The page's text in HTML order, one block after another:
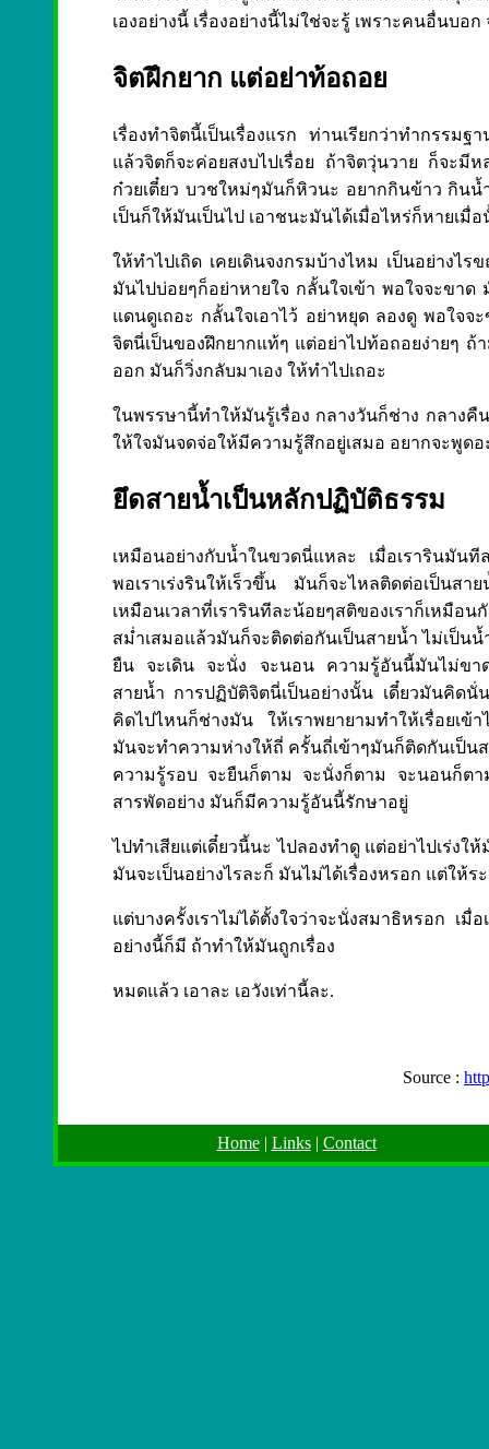
เองอย่างนี้ เรื่องอย่างนี้ไม่ใช่จะรู้ เพราะคนอื่นบอ
จิตฝึกยาก แต่อย่าท้อถอย
เรื่องทำจิตนี้เป็นเรื่องแรก ท่านเรียกว่าทำกรร
แล้วจิตก็จะค่อยสงบไปเรื่อย ถ้าจิตวุ่นวาย ก็จะ
ก๋วยเตี๋ยว บวชใหม่ๆมันก็หิวนะ อยากกินข้าว กิน
เป็นก็ให้มันเป็นไป เอาชนะมันได้เมื่อไหร่ก็หายเมื่
ให้ทำไปเถิด เคยเดินจงกรมบ้างไหม เป็นอย่างไ
มันไปบ่อยๆก็อย่าหายใจ กลั้นใจเข้า พอใจจะขา
แดนดูเถอะ กลั้นใจเอาไว้ อย่าหยุด ลองดู พอใจ
จิตนี่เป็นของฝึกยากแท้ๆ แต่อย่าไปท้อถอยง่ายๆ
ออก มันก็วิ่งกลับมาเอง ให้ทำไปเถอะ
ในพรรษานี้ทำให้มันรู้เรื่อง กลางวันก็ช่าง กลาง
ให้ใจมันจดจ่อให้มีความรู้สึกอยู่เสมอ อยากจะพูด
ยึดสายน้ำเป็นหลักปฏิบัติธรรม
เหมือนอย่างกับน้ำในขวดนี่แหละ เมื่อเรารินมัน
พอเราเร่งรินให้เร็วขึ้น มันก็จะไหลติดต่อเป็นสา
เหมือนเวลาที่เรารินทีละน้อยๆสติของเราก็เหมือน
สม่ำเสมอแล้วมันก็จะติดต่อกันเป็นสายน้ำ ไม่เป็นน้
ยืน จะเดิน จะนั่ง จะนอน ความรู้อันนี้มันไม่ขา
สายน้ำ การปฏิบัติจิตนี่เป็นอย่างนั้น เดี๋ยวมันคิด
คิดไปไหนก็ช่างมัน ให้เราพยายามทำให้เรื่อยเข้
มันจะทำความห่างให้ถี่ ครั้นถี่เข้าๆมันก็ติดกันเป็น
ความรู้รอบ จะยืนก็ตาม จะนั่งก็ตาม จะนอนก็ตา
สารพัดอย่าง มันก็มีความรู้อันนี้รักษาอยู่
ไปทำเสียแต่เดี๋ยวนี้นะ ไปลองทำดู แต่อย่าไปเร่งใ
มันจะเป็นอย่างไรละก็ มันไม่ได้เรื่องหรอก แต่ให้ร
แต่บางครั้งเราไม่ได้ตั้งใจว่าจะนั่งสมาธิหรอก เ
อย่างนี้ก็มี ถ้าทำให้มันถูกเรื่อง
หมดแล้ว เอาละ เอวังเท่านี้ละ.
Source :
Home| Links| Contact